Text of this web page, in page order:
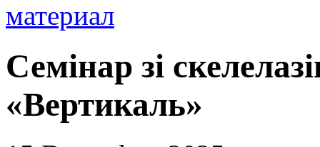
Семінар зі
«Вертикаль»